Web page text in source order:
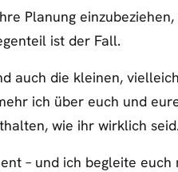
Planung
ist der Fall.
auch die kleinen,
ich über euch und
wie ihr wirklich seid.
– und ich begleite euch